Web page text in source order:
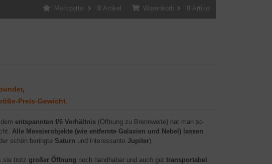
Warenkorb 0 Artikel
Merkzettel 0 Artikel
,
Preis-Gewicht.
entspannten f/6 Verhältnis (Öffnung zu Brennweite) hat man so
Alle Messierobjekte (wie entfernte Galaxien und Nebel) lassen
schön beringte Saturn und interessante Jupiter).
sie trotz großer Öffnung noch handhabar und auch gut transportabel